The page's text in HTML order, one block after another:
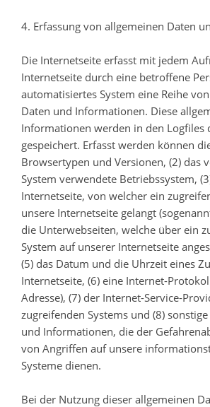
4. Erfassung von allgemeinen Daten
Die Internetseite erfasst mit jedem
Internetseite durch eine betroffene
automatisiertes System eine Reihe
Daten und Informationen. Diese
Informationen werden in den Logfiles
gespeichert. Erfasst werden können
Browsertypen und Versionen, (2) das
System verwendete Betriebssystem,
Internetseite, von welcher ein
unsere Internetseite gelangt
die Unterwebseiten, welche über ein
System auf unserer Internetseite
(5) das Datum und die Uhrzeit eines
Internetseite, (6) eine Internet-
Adresse), (7) der Internet-Service-
zugreifenden Systems und (8)
und Informationen, die der
von Angriffen auf unsere
Systeme dienen.
Bei der Nutzung dieser allgemeinen